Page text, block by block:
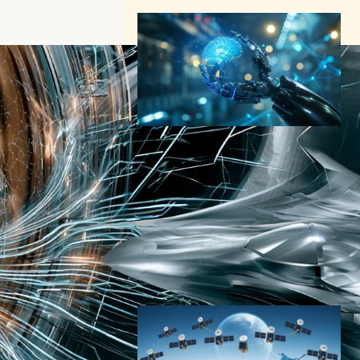
富士通・ファナック・安川電
機・川崎重工、フィジカルAI
で事業検討へ｜NVIDIA技術
を活用
AI（人工知能）ニュース
｜
テクノロジーと経済ニュース｜
ロボティクスニュース
ソブリンAI（AI主権） 政策 フィジカルAI
NVIDIA
2026年7月17日11:22